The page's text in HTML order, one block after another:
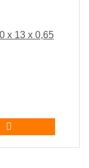
x 13 x 0,65